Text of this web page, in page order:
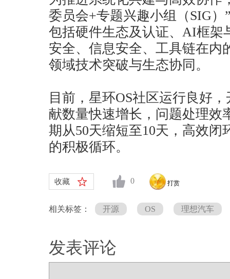
委员会+专题兴趣小组（SIG
包括硬件生态及认证、AI框架
安全、信息安全、工具链在内
领域技术突破与生态协同。
目前，星环OS社区运行良好
献数量快速增长，问题处理效
期从50天缩短至10天，高效闭
的积极循环。
收藏 0 打赏
相关标签： 开源 OS 理想汽车
发表评论